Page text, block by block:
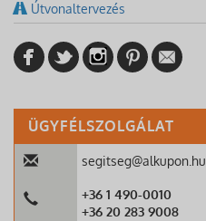
Útvonaltervezés
ÜGYFÉLSZOLGÁLAT
segitseg@alkupon.hu
+36 1 490-0010
+36 20 283 9008